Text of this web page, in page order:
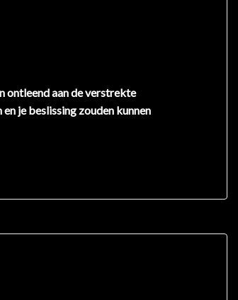
ontleend aan de verstrekte
je beslissing zouden kunnen